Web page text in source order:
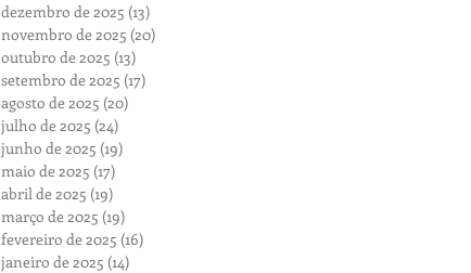
dezembro de 2025 (13)
novembro de 2025 (20)
outubro de 2025 (13)
setembro de 2025 (17)
agosto de 2025 (20)
julho de 2025 (24)
junho de 2025 (19)
maio de 2025 (17)
abril de 2025 (19)
março de 2025 (19)
fevereiro de 2025 (16)
janeiro de 2025 (14)